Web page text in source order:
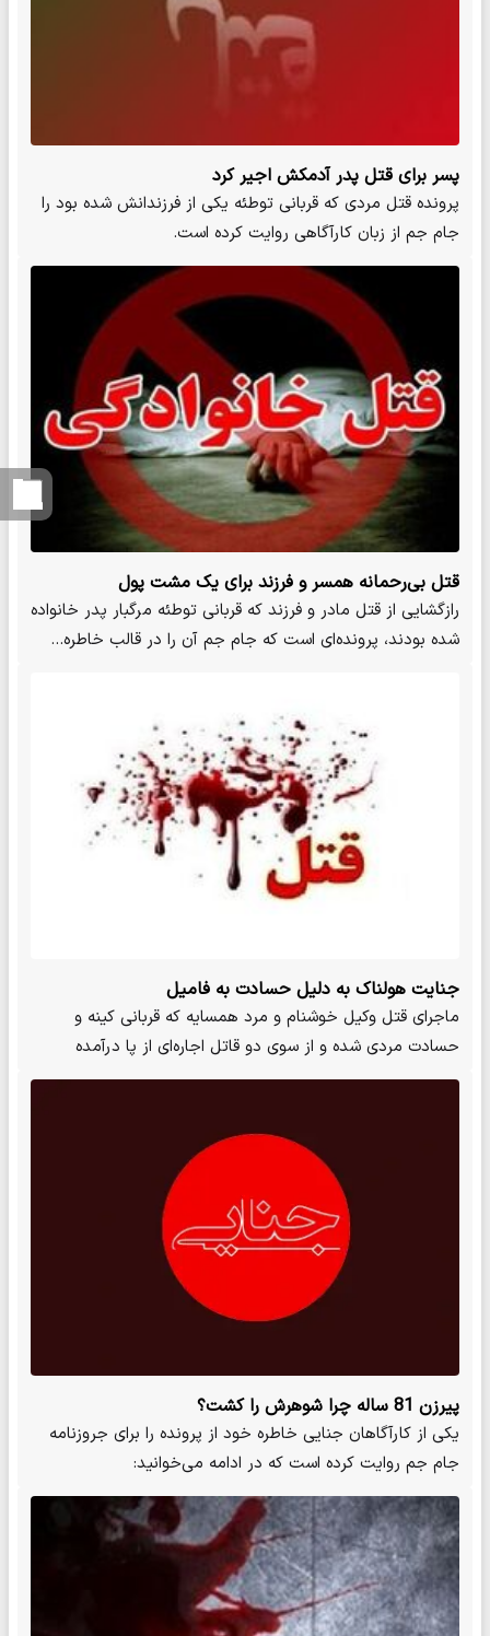
پسر برای قتل پدر آدمکش اجیر کرد
پرونده قتل مردی که قربانی توطئه یکی از فرزندانش شده بود را
جام جم از زبان کارآگاهی روایت کرده‌ است.
قتل بی‌رحمانه همسر و فرزند برای یک مشت پول
رازگشایی از قتل مادر و فرزند که قربانی توطئه مرگبار پدر خانواده
شده بودند، پرونده‌ای است که جام جم آن را در قالب خاطره…
جنایت هولناک به دلیل حسادت به فامیل
ماجرای قتل وکیل خوشنام و مرد همسایه که قربانی کینه و
حسادت مردی شده و از سوی دو قاتل اجاره‌ای از پا درآمده
بودند،…
پیرزن 81 ساله چرا شوهرش را کشت؟
یکی از کارآگاهان جنایی خاطره خود از پرونده را برای جروزنامه
جام جم روایت کرده است که در ادامه می‌خوانید: